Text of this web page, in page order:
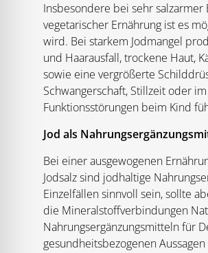
Insbesondere bei sehr
vegetarischer Ernährung ist es
wird. Bei starkem Jodmangel
und Haarausfall, trockene Haut,
sowie eine vergrößerte
Schwangerschaft, Stillzeit oder
Funktionsstörungen beim Kind
Jod als
Bei einer ausgewogenen
Jodsalz sind jodhaltige
Einzelfällen sinnvoll sein, sollte
die Mineralstoffverbindungen
Nahrungsergänzungsmitteln für
gesundheitsbezogenen